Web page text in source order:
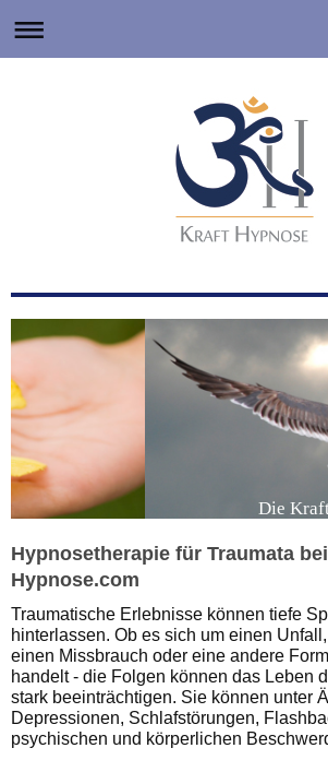
Die
Hypnosetherapie für Traumata
Hypnose.com
Traumatische Erlebnisse können tiefe
hinterlassen. Ob es sich um einen
einen Missbrauch oder eine andere
handelt - die Folgen können das Leben
stark beeinträchtigen. Sie können unter
Depressionen, Schlafstörungen,
psychischen und körperlichen